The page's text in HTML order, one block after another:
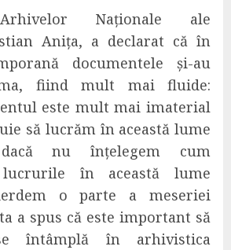
Naționale ale
Anița, a declarat că în
documentele și-au
fiind mult mai fluide:
este mult mai imaterial
să lucrăm în această lume
nu înțelegem cum
lucrurile în această lume
o parte a meseriei
a spus că este important să
întâmplă în arhivistica